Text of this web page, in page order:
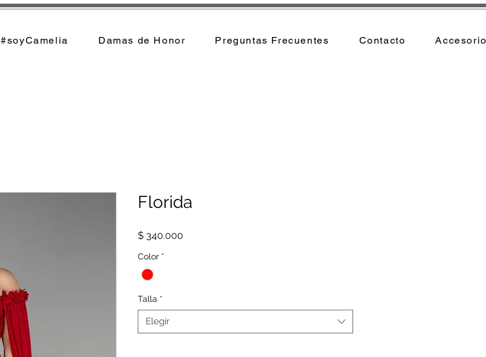
#soyCamelia Damas de Honor Preguntas Frecuentes Contacto
Florida
$ 340.000
Color *
Talla *
Elegir